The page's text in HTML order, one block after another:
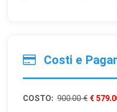
Costi e
COSTO: 900.00 € €